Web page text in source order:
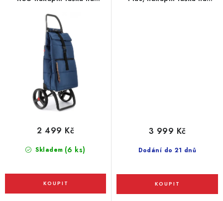
modrá
Skladem (6 ks)
2 499 Kč
Dodání do 21 dnů
3 999 Kč